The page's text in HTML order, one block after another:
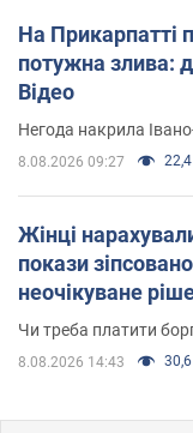
На Прикарпатті
потужна злива:
Відео
Негода накрила
8.08.2026 09:27 22,4
Жінці
покази
неочікуване
Чи треба платити
8.08.2026 14:43 30,6